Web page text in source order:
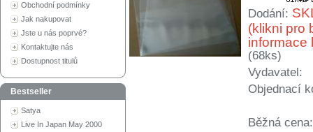
Obchodní podmínky
Jak nakupovat
Jste u nás poprvé?
Kontaktujte nás
Dostupnost titulů
Bestseller
Satya
Live In Japan May 2000
Dodání:
(klikni pro
informace
(68ks)
Vydavatel:
Objednací
Běžná cena: